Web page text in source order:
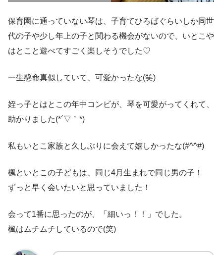
保育園に通っていない琴は、子育てひろばぐらいしか同世
代の子や少し年上の子と関わる機会がないので、いとこや
はとこと遊べてすごく楽しそうでした♡
一生懸命真似していて、可愛かったな(笑)
姪っ子とはとこの年中コンビが、琴を可愛がってくれて、
助かりました(*´▽｀*)
私もいとこ家族と久しぶりに会えて嬉しかったな(#^^#)
楓といとこの子どもは、同じ4月生まれで同じ男の子！
ずっと早く会いたいと思っていました！
会って1番に思ったのが、「細いっ！！」でした。
楓はムチムチしているので(笑)